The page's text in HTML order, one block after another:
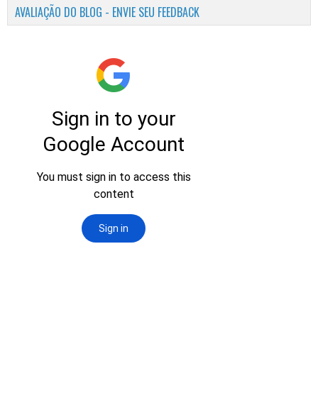
AVALIAÇÃO DO BLOG - ENVIE SEU FEEDBACK